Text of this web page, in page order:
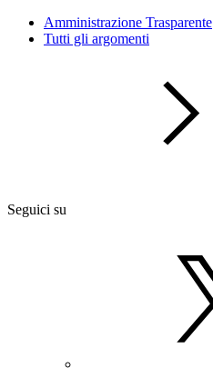
Amministrazione Trasparente
Tutti gli argomenti
Seguici su